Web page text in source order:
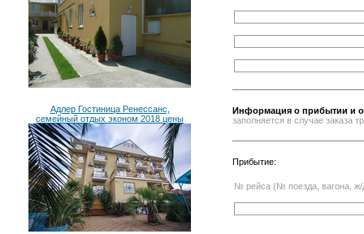
Адлер Гостиница Ренессанс,
семейный отдых эконом 2018 цены
Информация о прибытии и
заполняется в случае заказа
Прибытие:
№ рейса (№ поезда, вагона, ж/